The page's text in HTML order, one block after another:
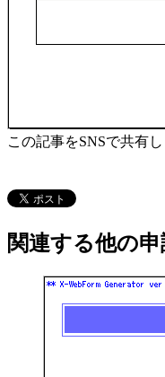
この記事をSNSで共有
関連する他の